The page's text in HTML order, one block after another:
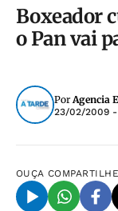
Boxeador
o Pan vai
PorAgencia
23/02/2009 -
OUÇA COMPARTILHE